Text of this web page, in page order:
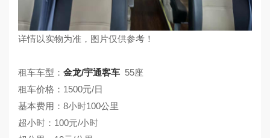
详情以实物为准，图片仅供参考！
租车车型： 金龙/宇通客车 55座
租车价格：1500元/日
基本费用：8小时100公里
超小时：100元/小时